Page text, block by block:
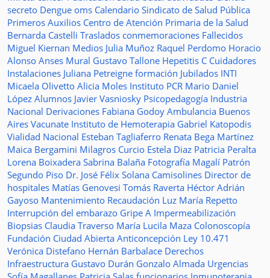
secreto Dengue oms Calendario Sindicato de Salud Pública
Primeros Auxilios Centro de Atención Primaria de la Salud
Bernarda Castelli Traslados conmemoraciones Fallecidos
Miguel Kiernan Medios Julia Muñoz Raquel Perdomo Horacio
Alonso Anses Mural Gustavo Tallone Hepetitis C Cuidadores
Instalaciones Juliana Petreigne formación Jubilados INTI
Micaela Olivetto Alicia Moles Instituto PCR Mario Daniel
López Alumnos Javier Vasniosky Psicopedagogía Industria
Nacional Derivaciones Fabiana Godoy Ambulancia Buenos
Aires Vacunate Instituto de Hemoterapia Gabriel Katopodis
Vialidad Nacional Esteban Tagliaferro Renata Bega Martínez
Maica Bergamini Milagros Curcio Estela Diaz Patricia Peralta
Lorena Boixadera Sabrina Balaña Fotografía Magalí Patrón
Segundo Piso Dr. José Félix Solana Camisolines Director de
hospitales Matías Genovesi Tomás Raverta Héctor Adrián
Gayoso Mantenimiento Recaudación Luz María Repetto
Interrupción del embarazo Gripe A Impermeabilización
Biopsias Claudia Traverso María Lucila Maza Colonoscopía
Fundación Ciudad Abierta Anticoncepción Ley 10.471
Verónica Distefano Hernán Barbalace Derechos
Infraestructura Gustavo Durán Gonzalo Almada Urgencias